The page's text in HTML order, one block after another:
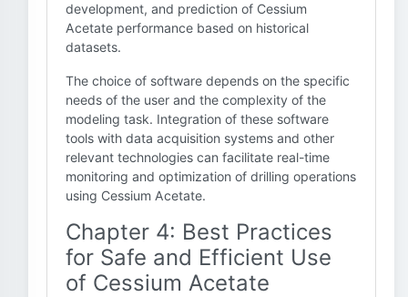
development, and prediction of Cessium
Acetate performance based on historical
datasets.
The choice of software depends on the specific
needs of the user and the complexity of the
modeling task. Integration of these software
tools with data acquisition systems and other
relevant technologies can facilitate real-time
monitoring and optimization of drilling operations
using Cessium Acetate.
Chapter 4: Best Practices
for Safe and Efficient Use
of Cessium Acetate